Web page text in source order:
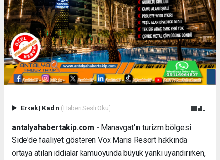
Erkek| Kadın (Haberi Sesli Oku)
antalyahabertakip.com - Manavgat'ın turizm bölgesi
Side'de faaliyet gösteren Vox Maris Resort hakkında
ortaya atılan iddialar kamuoyunda büyük yankı uyandırırken,